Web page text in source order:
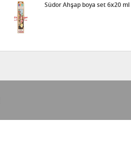
Südor Ahşap boya set 6x20 ml